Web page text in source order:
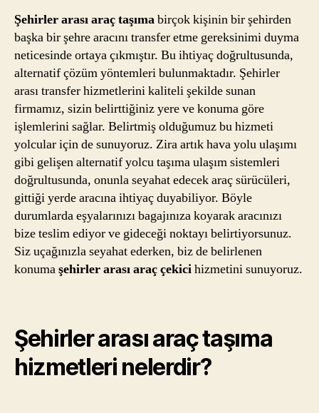
Şehirler arası araç taşımabirçok kişinin bir şehirden
başka bir şehre aracını transfer etme gereksinimi duyma
neticesinde ortaya çıkmıştır. Bu ihtiyaç doğrultusunda,
alternatif çözüm yöntemleri bulunmaktadır. Şehirler
arası transfer hizmetlerini kaliteli şekilde sunan
firmamız, sizin belirttiğiniz yere ve konuma göre
işlemlerini sağlar. Belirtmiş olduğumuz bu hizmeti
yolcular için de sunuyoruz. Zira artık hava yolu ulaşımı
gibi gelişen alternatif yolcu taşıma ulaşım sistemleri
doğrultusunda, onunla seyahat edecek araç sürücüleri,
gittiği yerde aracına ihtiyaç duyabiliyor. Böyle
durumlarda eşyalarınızı bagajınıza koyarak aracınızı
bize teslim ediyor ve gideceği noktayı belirtiyorsunuz.
Siz uçağınızla seyahat ederken, biz de belirlenen
konumaşehirler arası araç çekicihizmetini sunuyoruz.
Şehirler arası araç taşıma
hizmetleri nelerdir?